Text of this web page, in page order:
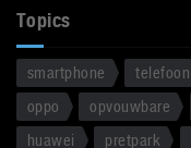
Topics
smartphone telefoon
oppo
opvouwbare
huawei
pretpark